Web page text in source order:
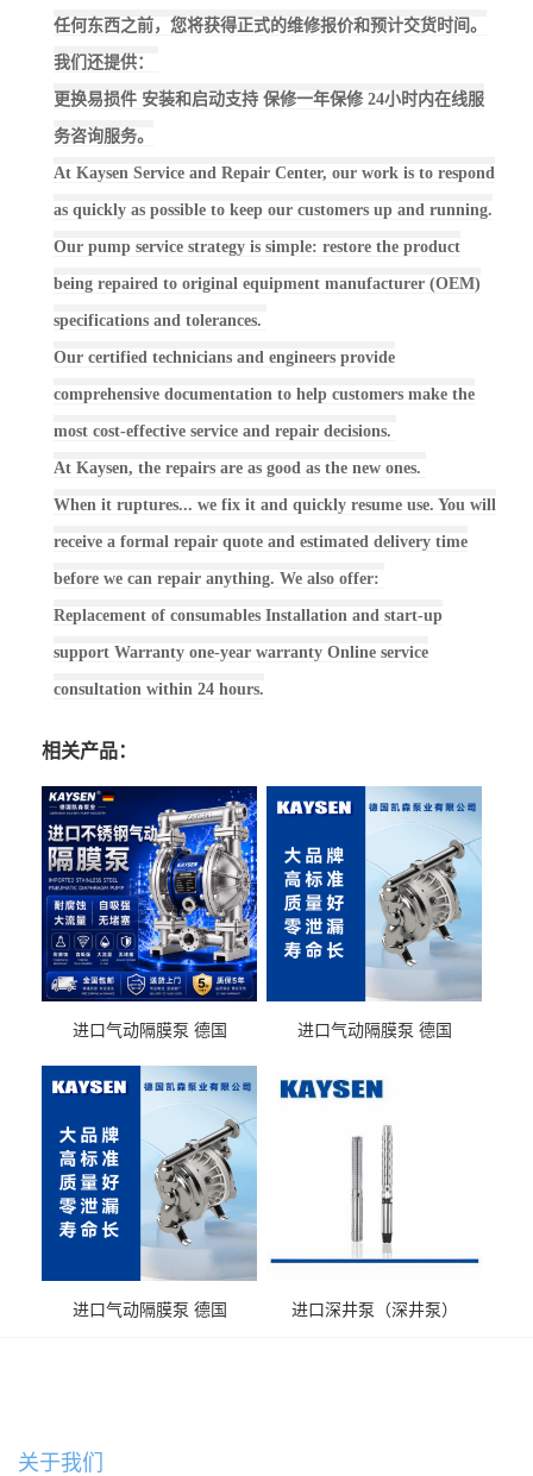
任何东西之前，您将获得正式的维修报价和预计交货时间。
我们还提供：
更换易损件 安装和启动支持 保修一年保修 24小时内在线服
务咨询服务。
At Kaysen Service and Repair Center, our work is to respond
as quickly as possible to keep our customers up and running.
Our pump service strategy is simple: restore the product
being repaired to original equipment manufacturer (OEM)
specifications and tolerances.
Our certified technicians and engineers provide
comprehensive documentation to help customers make the
most cost-effective service and repair decisions.
At Kaysen, the repairs are as good as the new ones.
When it ruptures... we fix it and quickly resume use. You will
receive a formal repair quote and estimated delivery time
before we can repair anything. We also offer:
Replacement of consumables Installation and start-up
support Warranty one-year warranty Online service
consultation within 24 hours.
相关产品：
进口气动隔膜泵 德国
送气动泵
进口气动隔膜泵 德国
输送
进口气动隔膜泵 德国
进口深井泵（深井泵）
关于我们